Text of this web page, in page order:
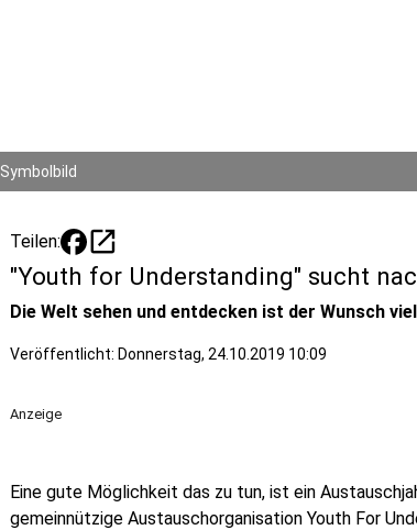
Symbolbild
Teilen: open_in_new
"Youth for Understanding" sucht
Die Welt sehen und entdecken ist der Wunsch
Veröffentlicht: Donnerstag, 24.10.2019 10:09
Anzeige
Eine gute Möglichkeit das zu tun, ist ein
gemeinnützige Austauschorganisation Youth For